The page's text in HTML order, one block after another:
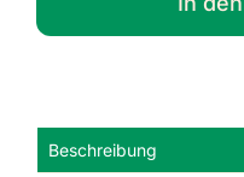
Beschreibung